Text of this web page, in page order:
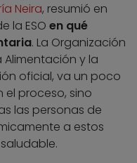
Neira, resumió en
la ESO en qué
. La Organización
Alimentación y la
oficial, va un poco
el proceso, sino
las personas de
a estos